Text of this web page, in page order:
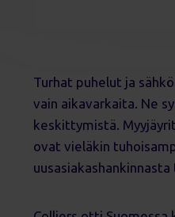
Turhat puhelut ja
vain aikavarkaita. Ne
keskittymistä.
ovat vieläkin